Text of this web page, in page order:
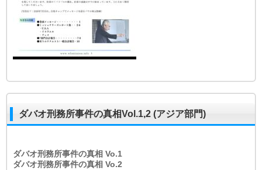
ダバオ刑務所事件の真相Vol.1,2 (アジア部門)
ダバオ刑務所事件の真相Vo.1
ダバオ刑務所事件の真相Vo.2